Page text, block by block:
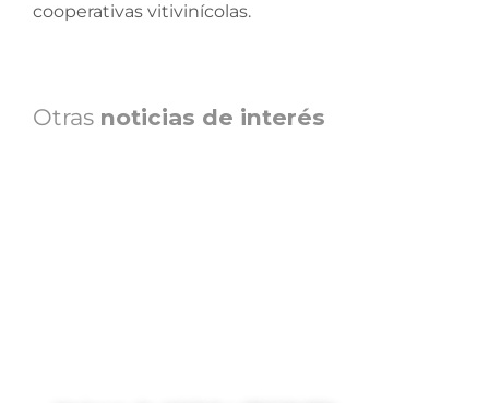
cooperativas vitivinícolas.
Otras noticias de interés